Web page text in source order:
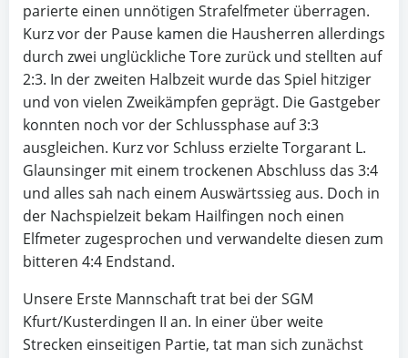
parierte einen unnötigen Strafelfmeter überragen.
Kurz vor der Pause kamen die Hausherren allerdings
durch zwei unglückliche Tore zurück und stellten auf
2:3. In der zweiten Halbzeit wurde das Spiel hitziger
und von vielen Zweikämpfen geprägt. Die Gastgeber
konnten noch vor der Schlussphase auf 3:3
ausgleichen. Kurz vor Schluss erzielte Torgarant L.
Glaunsinger mit einem trockenen Abschluss das 3:4
und alles sah nach einem Auswärtssieg aus. Doch in
der Nachspielzeit bekam Hailfingen noch einen
Elfmeter zugesprochen und verwandelte diesen zum
bitteren 4:4 Endstand.
Unsere Erste Mannschaft trat bei der SGM
Kfurt/Kusterdingen II an. In einer über weite
Strecken einseitigen Partie, tat man sich zunächst